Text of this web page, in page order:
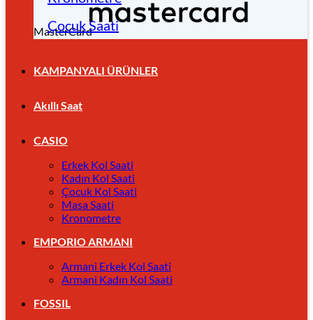
MasterCard
Çocuk Saati
KAMPANYALI ÜRÜNLER
Akıllı Saat
CASIO
Erkek Kol Saati
Kadın Kol Saati
Çocuk Kol Saati
Masa Saati
Kronometre
EMPORIO ARMANI
Armani Erkek Kol Saati
Armani Kadın Kol Saati
FOSSIL